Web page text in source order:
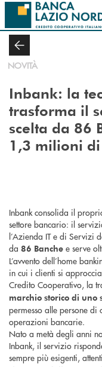
Salta al contenuto principale
NOVITÀ
Inbank: la
trasforma il
scelta da 86
1,3 milioni
Inbank consolida il
settore bancario: il
l’Azienda IT e di Servizi
da 86 Banche e serve
L’avvento dell’home
in cui i clienti si
Credito Cooperativo, la
marchio storico di uno
permesso alle persone
operazioni bancarie.
Nato a metà degli anni
Inbank, il servizio
sempre più esigenti,